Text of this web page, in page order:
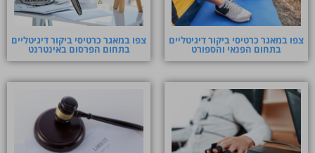
צפו במאגר כרטיסי ביקור דיגיטליים
בתחום הפנאי והספורט
צפו במאגר כרטיסי ביקור דיגיטליים
בתחום הפרסום באינטרנט